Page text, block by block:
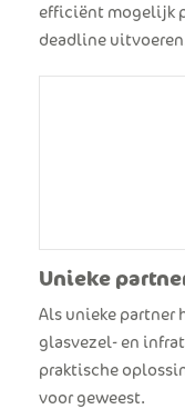
efficiënt mogelijk
deadline
Unieke
Als unieke partner
glasvezel- en
praktische
voor geweest.